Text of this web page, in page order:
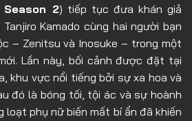
Tập 8
Tập 9
Tập 10
Tập 11
Season 2) tiếp tục đưa khán giả
Kamado cùng hai người bạn
– Zenitsu và Inosuke – trong một
Lần này, bối cảnh được đặt tại
khu vực nổi tiếng bởi sự xa hoa và
đó là bóng tối, tội ác và sự hoành
loạt phụ nữ biến mất bí ẩn đã khiến